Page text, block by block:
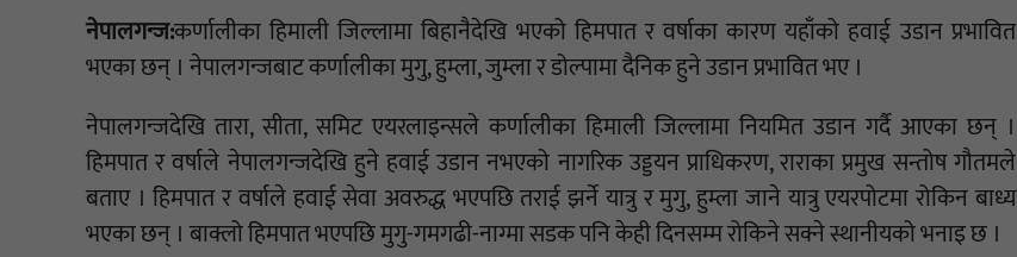
नेपालगन्ज:कर्णालीका हिमाली जिल्लामा बिहानैदेखि भएको हिमपात र वर्षाका कारण यहाँको हवाई उडान प्रभावित
भएका छन् । नेपालगन्जबाट कर्णालीका मुगु, हुम्ला, जुम्ला र डोल्पामा दैनिक हुने उडान प्रभावित भए ।
नेपालगन्जदेखि तारा, सीता, समिट एयरलाइन्सले कर्णालीका हिमाली जिल्लामा नियमित उडान गर्दै आएका छन् ।
हिमपात र वर्षाले नेपालगन्जदेखि हुने हवाई उडान नभएको नागरिक उड्डयन प्राधिकरण, राराका प्रमुख सन्तोष गौतमले
बताए । हिमपात र वर्षाले हवाई सेवा अवरुद्ध भएपछि तराई झर्ने यात्रु र मुगु, हुम्ला जाने यात्रु एयरपोटमा रोकिन बाध्य
भएका छन् । बाक्लो हिमपात भएपछि मुगु-गमगढी-नाग्मा सडक पनि केही दिनसम्म रोकिने सक्ने स्थानीयको भनाइ छ ।